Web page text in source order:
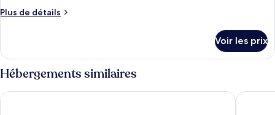
Plus de détails
Plus
le
type
de
chambre
Chambre
Voir les prix
Hébergements similaires
Thon Hotel Verdal Scandic